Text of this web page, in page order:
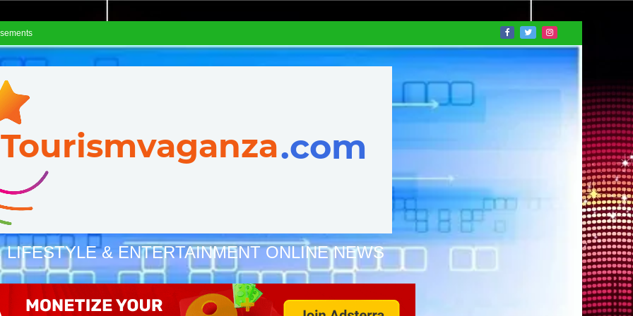
LIFESTYLE & ENTERTAINMENT ONLINE NEWS